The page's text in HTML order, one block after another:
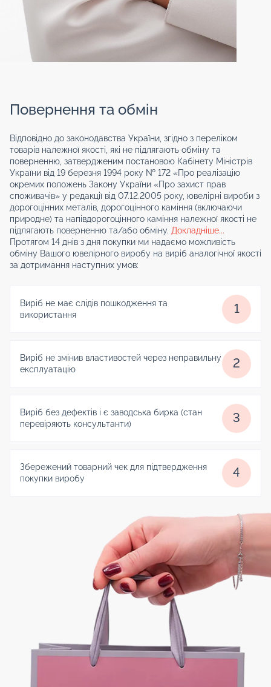
Повернення та обмін
Відповідно до законодавства України, згідно з переліком
товарів належної якості, які не підлягають обміну та
поверненню, затвердженим постановою Кабінету Міністрів
України від 19 березня 1994 року № 172 «Про реалізацію
окремих положень Закону України «Про захист прав
споживачів» у редакції від 07.12.2005 року, ювелірні вироби з
дорогоцінних металів, дорогоцінного каміння (включаючи
природне) та напівдорогоцінного каміння належної якості не
підлягають поверненню та/або обміну. Докладніше...
Протягом 14 днів з дня покупки ми надаємо можливість
обміну Вашого ювелірного виробу на виріб аналогічної якості
за дотримання наступних умов:
Виріб не має слідів пошкодження та
використання
1
Виріб не змінив властивостей через неправильну
експлуатацію
2
Виріб без дефектів і є заводська бирка (стан
перевіряють консультанти)
3
Збережений товарний чек для підтвердження
покупки виробу
4